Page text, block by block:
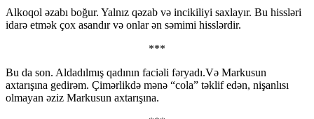
Alkoqol əzabı boğur. Yalnız qəzab və incikiliyi saxlayır. Bu hissləri
idarə etmək çox asandır və onlar ən səmimi hisslərdir.
***
Bu da son. Aldadılmış qadının faciəli fəryadı.Və Markusun
axtarışına gedirəm. Çimərlikdə mənə “cola” təklif edən, nişanlısı
olmayan əziz Markusun axtarışına.